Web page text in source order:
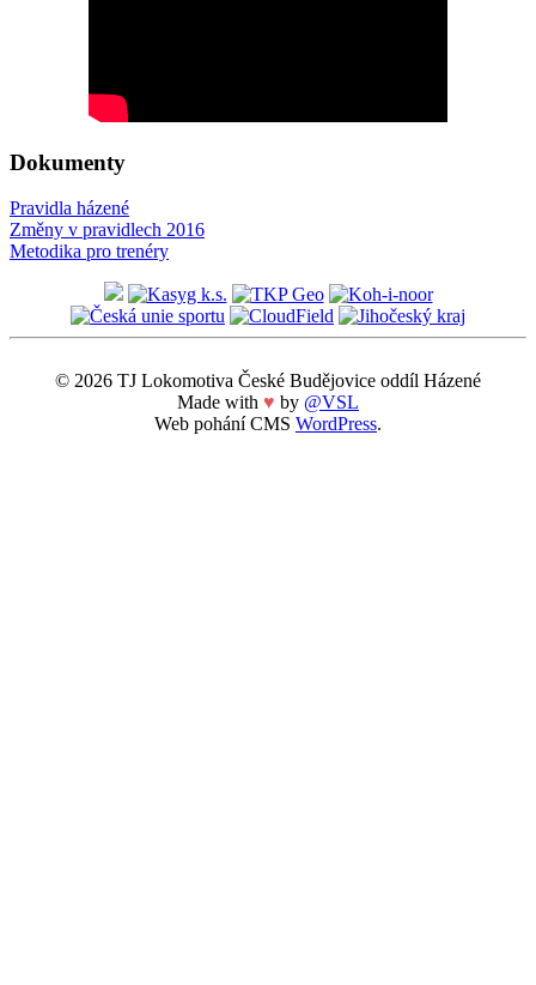
Dokumenty
Pravidla házené
Změny v pravidlech 2016
Metodika pro trenéry
© 2026 TJ Lokomotiva České Budějovice oddíl Házené
Made with ♥ by @VSL
Web pohání CMS WordPress.